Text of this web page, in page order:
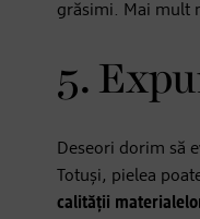
grăsimi. Mai mult
5.
Deseori dorim să
Totuși, pielea
calității